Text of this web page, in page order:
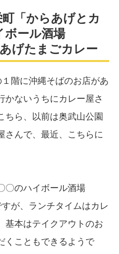
町「からあげとカ
ボール酒場
げたまごカレー
階に沖縄そばのお店があ
かないうちにカレー屋さ
ちら、以前は奥武山公園
さんで、最近、こちらに
〇のハイボール酒場
が、ランチタイムはカレ
基本はテイクアウトのお
くこともできるようで